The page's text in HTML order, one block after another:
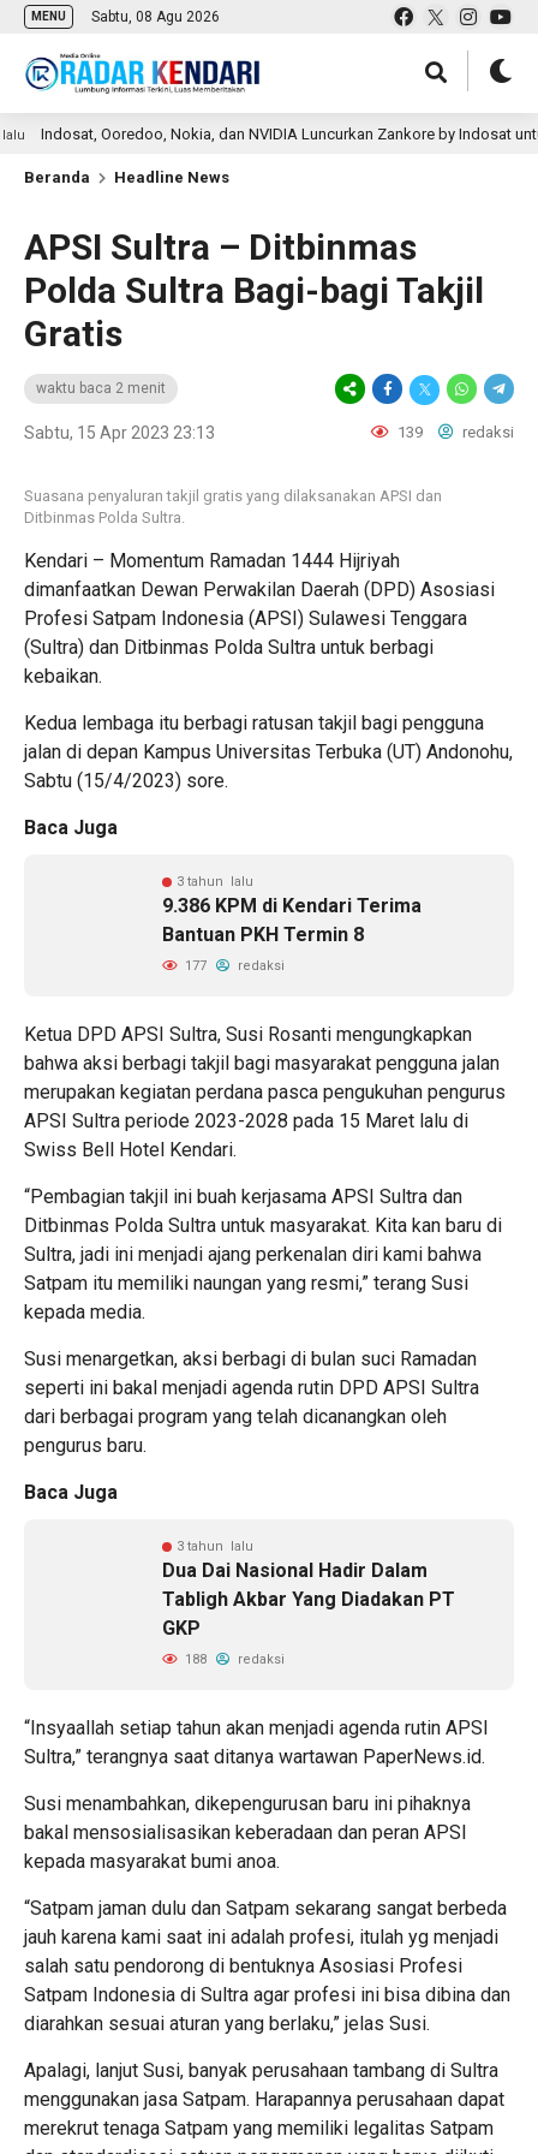
MENU Sabtu, 08 Agu 2026
Ooredoo, Nokia, dan NVIDIA Luncurkan Zankore by Indosat untuk
Beranda Headline News
APSI Sultra – Ditbinmas
Polda Sultra Bagi-bagi Takjil
Gratis
waktu baca 2 menit
Sabtu, 15 Apr 2023 23:13 139 redaksi
Suasana penyaluran takjil gratis yang dilaksanakan APSI dan
Ditbinmas Polda Sultra.
Kendari – Momentum Ramadan 1444 Hijriyah
dimanfaatkan Dewan Perwakilan Daerah (DPD) Asosiasi
Profesi Satpam Indonesia (APSI) Sulawesi Tenggara
(Sultra) dan Ditbinmas Polda Sultra untuk berbagi
kebaikan.
Kedua lembaga itu berbagi ratusan takjil bagi pengguna
jalan di depan Kampus Universitas Terbuka (UT) Andonohu,
Sabtu (15/4/2023) sore.
Baca Juga
3 tahun lalu
9.386 KPM di Kendari Terima
Bantuan PKH Termin 8
177 redaksi
Ketua DPD APSI Sultra, Susi Rosanti mengungkapkan
bahwa aksi berbagi takjil bagi masyarakat pengguna jalan
merupakan kegiatan perdana pasca pengukuhan pengurus
APSI Sultra periode 2023-2028 pada 15 Maret lalu di
Swiss Bell Hotel Kendari.
“Pembagian takjil ini buah kerjasama APSI Sultra dan
Ditbinmas Polda Sultra untuk masyarakat. Kita kan baru di
Sultra, jadi ini menjadi ajang perkenalan diri kami bahwa
Satpam itu memiliki naungan yang resmi,” terang Susi
kepada media.
Susi menargetkan, aksi berbagi di bulan suci Ramadan
seperti ini bakal menjadi agenda rutin DPD APSI Sultra
dari berbagai program yang telah dicanangkan oleh
pengurus baru.
Baca Juga
3 tahun lalu
Dua Dai Nasional Hadir Dalam
Tabligh Akbar Yang Diadakan PT
GKP
188 redaksi
“Insyaallah setiap tahun akan menjadi agenda rutin APSI
Sultra,” terangnya saat ditanya wartawan PaperNews.id.
Susi menambahkan, dikepengurusan baru ini pihaknya
bakal mensosialisasikan keberadaan dan peran APSI
kepada masyarakat bumi anoa.
“Satpam jaman dulu dan Satpam sekarang sangat berbeda
jauh karena kami saat ini adalah profesi, itulah yg menjadi
salah satu pendorong di bentuknya Asosiasi Profesi
Satpam Indonesia di Sultra agar profesi ini bisa dibina dan
diarahkan sesuai aturan yang berlaku,” jelas Susi.
Apalagi, lanjut Susi, banyak perusahaan tambang di Sultra
menggunakan jasa Satpam. Harapannya perusahaan dapat
merekrut tenaga Satpam yang memiliki legalitas Satpam